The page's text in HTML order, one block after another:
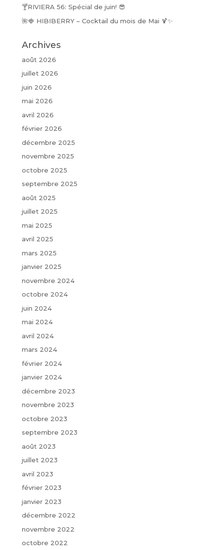
🍸RIVIERA 56: Spécial de juin! 😎
🌺🍓 HIBIBERRY – Cocktail du mois de Mai 🍹✨
Archives
août 2026
juillet 2026
juin 2026
mai 2026
avril 2026
février 2026
décembre 2025
novembre 2025
octobre 2025
septembre 2025
août 2025
juillet 2025
mai 2025
avril 2025
mars 2025
janvier 2025
novembre 2024
octobre 2024
juin 2024
mai 2024
avril 2024
mars 2024
février 2024
janvier 2024
décembre 2023
novembre 2023
octobre 2023
septembre 2023
août 2023
juillet 2023
avril 2023
février 2023
janvier 2023
décembre 2022
novembre 2022
octobre 2022